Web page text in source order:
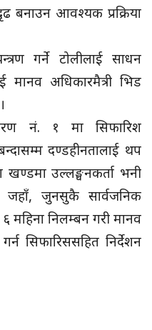
बनाउन आवश्यक प्रक्रिया
गर्ने टोलीलाई साधन
अधिकारमैत्री भिड
नं. १ मा सिफारिश
दण्डहीनतालाई थप
उल्लङ्घनकर्ता भनी
जहाँ, जुनसुकै सार्वजनिक
महिना निलम्बन गरी मानव
सिफारिससहित निर्देशन